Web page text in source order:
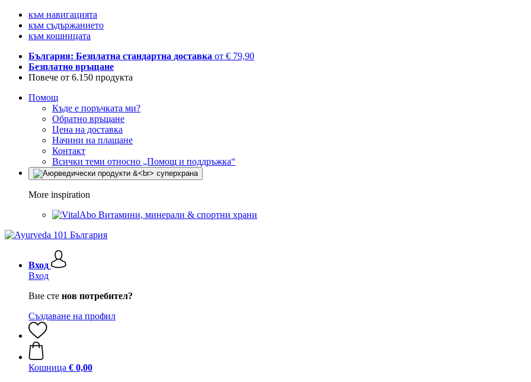
към навигацията
към съдържанието
към кошницата
България: Безплатна стандартна доставка от € 79,90
Безплатно връщане
Повече от 6.150 продукта
Помощ
Къде е поръчката ми?
Обратно връщане
Цена на доставка
Начини на плащане
Контакт
Всички теми относно „Помощ и поддръжка“
More inspiration
Витамини, минерали & спортни храни
Вход
Вход
Вие сте нов потребител?
Създаване на профил
Кошница € 0,00